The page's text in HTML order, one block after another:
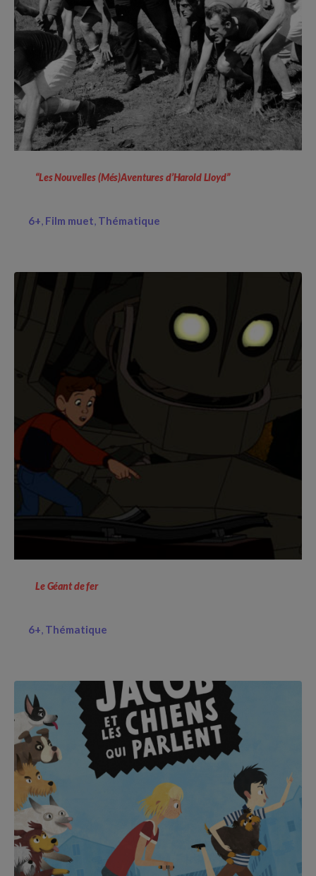
“Les Nouvelles (Més)Aventures d’Harold Lloyd”
6+ Film muet Thématique
Le Géant de fer
6+ Thématique